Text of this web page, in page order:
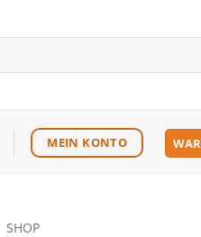
MEIN KONTO
SHOP